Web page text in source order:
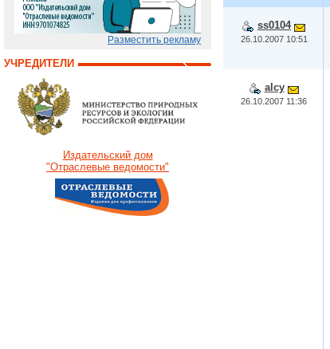
Разместить рекламу
УЧРЕДИТЕЛИ
Издательский дом
"Отраслевые ведомости"
ss0104
26.10.2007 10:51
alcy
26.10.2007 11:36